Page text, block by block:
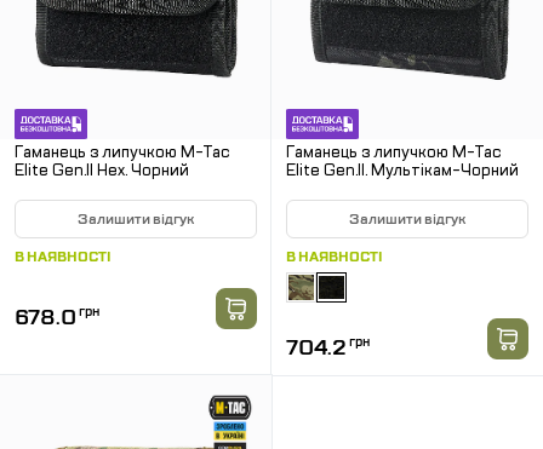
Гаманець з липучкою M-Tac
Elite Gen.II Hex. Чорний
Залишити відгук
В НАЯВНОСТІ
678.0 грн
Гаманець з липучкою M-Tac
Elite Gen.II. Мультікам-Чорний
Залишити відгук
В НАЯВНОСТІ
704.2 грн